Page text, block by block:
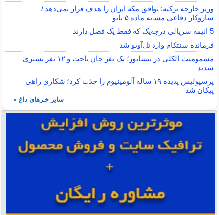
وزیر خارجه ترکیه: توافق مکه ایران را هدف قرار نمی‌دهد /
سازوکار دفاعی مشابه ماده ۵ ناتو
5 انیمه سریالی درجه‌یک که فقط یک فصل دارند
فرمانده سنتکام وارد تل‌آویو شد
مسمومیت الکلی در نیشابور؛ یک نفر جان باخت و ۱۲ نفر بستری
شدند
پرسپولیس پدیده ۱۹ ساله آلومینیوم را جذب کرد؛ شکاری راهی
پیکان شد
سایر خبرهای داغ »